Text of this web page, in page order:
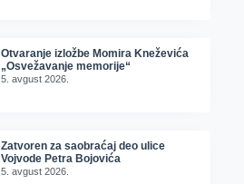
Otvaranje izložbe Momira Kneževića
„Osvežavanje memorije“
5. avgust 2026.
Zatvoren za saobraćaj deo ulice
Vojvode Petra Bojovića
5. avgust 2026.